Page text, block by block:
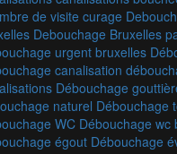
de visite curage
Debouchage Bruxelles
urgent bruxelles
canalisation
Débouchage
naturel Débouchage
WC Débouchage wc
égout Débouchage